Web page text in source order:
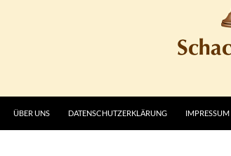
ÜBER UNS DATENSCHUTZERKLÄRUNG IMPRESSUM